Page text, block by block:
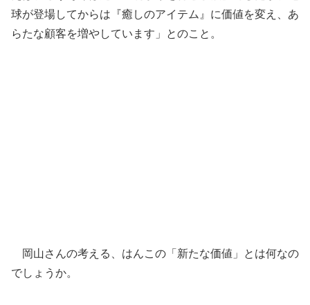
球が登場してからは『癒しのアイテム』に価値を変え、あ
らたな顧客を増やしています」とのこと。
岡山さんの考える、はんこの「新たな価値」とは何なの
でしょうか。